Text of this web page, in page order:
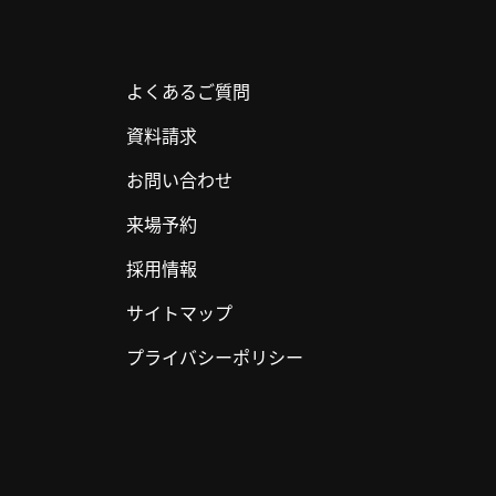
よくあるご質問
資料請求
お問い合わせ
来場予約
採用情報
サイトマップ
プライバシーポリシー